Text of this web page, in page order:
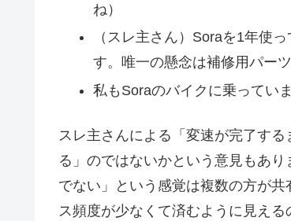
ね）
（スレ主さん）Soraを1年使
す。唯一の懸念は補修用パー
私もSoraのバイクに乗ってい
スレ主さんによる「変速が完了す
る」のではないかという意見もあ
でない」という感覚は複数の方が
ス頻度が少なくて済むように見える